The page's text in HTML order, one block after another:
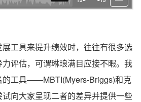
工具来提升绩效时，往往有很多选
评估，可谓琳琅满目应接不暇。我
的工具——MBTI(Myers-Briggs)和克
向大家呈现二者的差异并提供一些